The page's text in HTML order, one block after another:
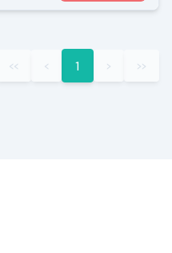
‹‹ ‹ 1 › ››